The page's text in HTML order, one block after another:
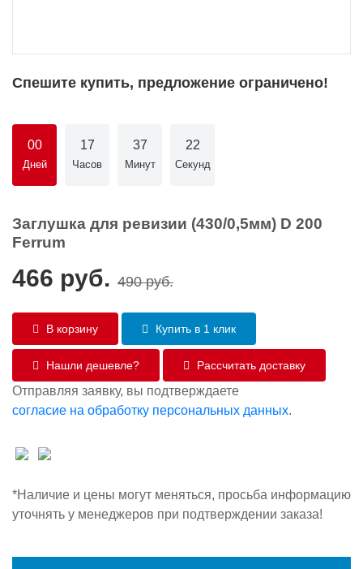
Спешите купить, предложение ограничено!
00
Дней
17
Часов
37
Минут
22
Секунд
Заглушка для ревизии (430/0,5мм) D 200
Ferrum
466 руб. 490 руб.
В корзину Купить в 1 клик
Нашли дешевле? Рассчитать доставку
Отправляя заявку, вы подтверждаете
согласие на обработку персональных данных.
*Наличие и цены могут меняться, просьба информацию
уточнять у менеджеров при подтверждении заказа!